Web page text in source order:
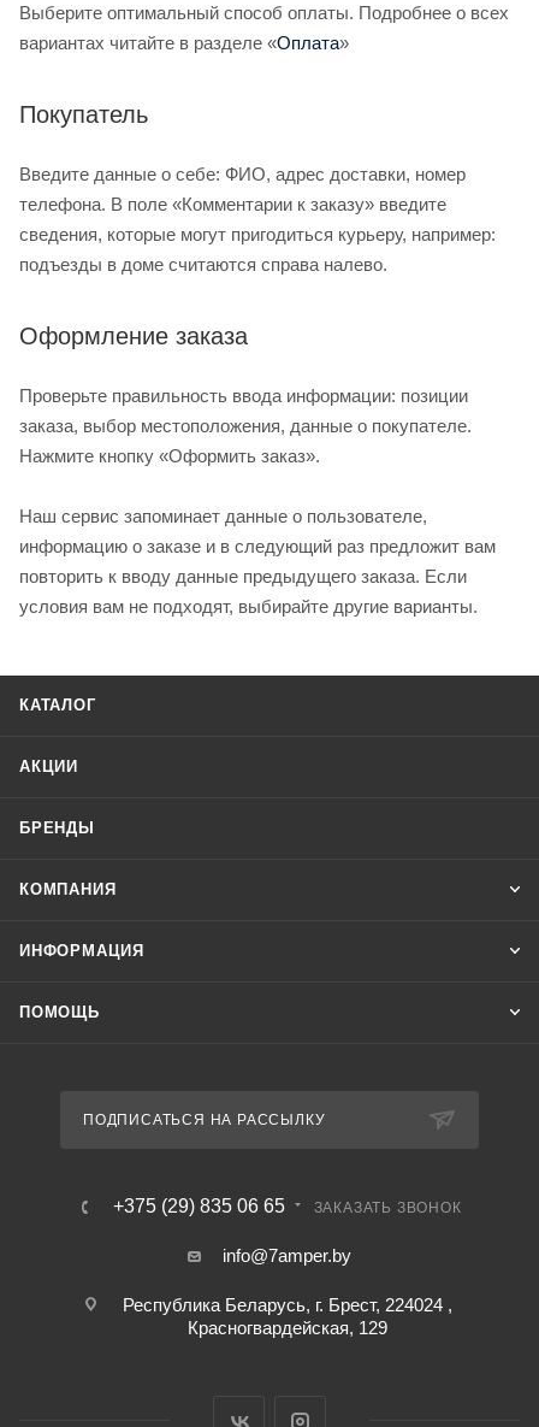
Выберите оптимальный способ оплаты. Подробнее о всех
вариантах читайте в разделе «Оплата»
Покупатель
Введите данные о себе: ФИО, адрес доставки, номер
телефона. В поле «Комментарии к заказу» введите
сведения, которые могут пригодиться курьеру, например:
подъезды в доме считаются справа налево.
Оформление заказа
Проверьте правильность ввода информации: позиции
заказа, выбор местоположения, данные о покупателе.
Нажмите кнопку «Оформить заказ».
Наш сервис запоминает данные о пользователе,
информацию о заказе и в следующий раз предложит вам
повторить к вводу данные предыдущего заказа. Если
условия вам не подходят, выбирайте другие варианты.
КАТАЛОГ
АКЦИИ
БРЕНДЫ
КОМПАНИЯ
ИНФОРМАЦИЯ
ПОМОЩЬ
ПОДПИСАТЬСЯ НА РАССЫЛКУ
+375 (29) 835 06 65 ЗАКАЗАТЬ ЗВОНОК
info@7amper.by
Республика Беларусь, г. Брест, 224024 ,
Красногвардейская, 129